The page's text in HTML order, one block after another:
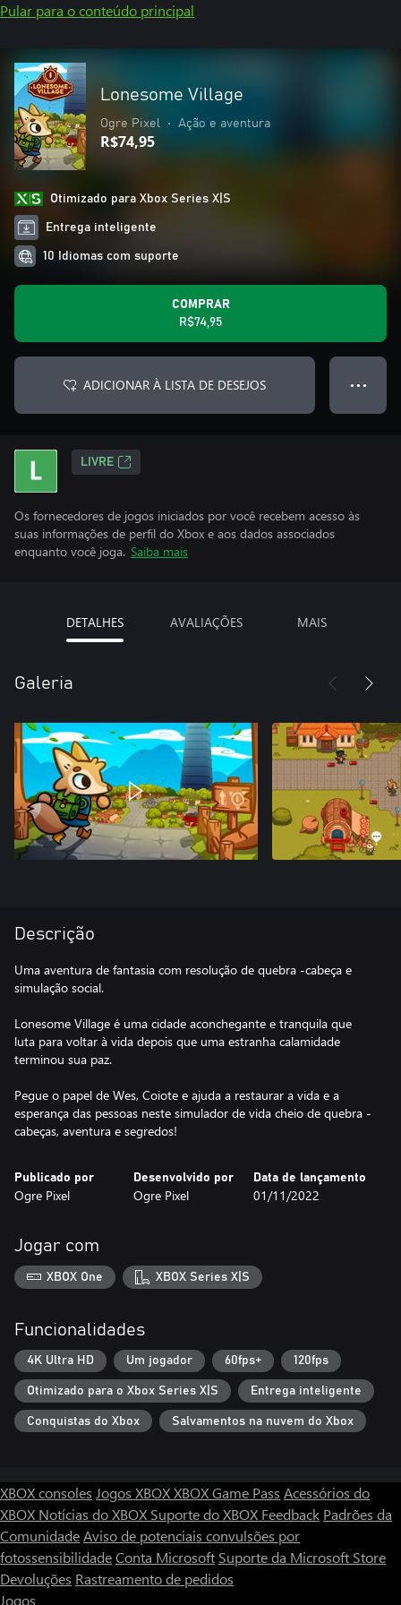
Pular para o conteúdo principal
Lonesome Village
Ogre Pixel • Ação e aventura
R$74,95
Otimizado para Xbox Series X|S
Entrega inteligente
10 Idiomas com suporte
COMPRAR
R$74,95
ADICIONAR À LISTA DE DESEJOS ● ● ●
LIVRE
Os fornecedores de jogos iniciados por você recebem acesso às
suas informações de perfil do Xbox e aos dados associados
enquanto você joga. Saiba mais
DETALHES AVALIAÇÕES MAIS
Galeria
Descrição
Uma aventura de fantasia com resolução de quebra -cabeça e
simulação social.
Lonesome Village é uma cidade aconchegante e tranquila que
luta para voltar à vida depois que uma estranha calamidade
terminou sua paz.
Pegue o papel de Wes, Coiote e ajuda a restaurar a vida e a
esperança das pessoas neste simulador de vida cheio de quebra -
cabeças, aventura e segredos!
Publicado por
Ogre Pixel
Desenvolvido por
Ogre Pixel
Data de lançamento
01/11/2022
Jogar com
XBOX One XBOX Series X|S
Funcionalidades
4K Ultra HD Um jogador 60fps+ 120fps
Otimizado para o Xbox Series X|S Entrega inteligente
Conquistas do Xbox Salvamentos na nuvem do Xbox
XBOX consoles Jogos XBOXXBOX Game Pass Acessórios do
XBOX Notícias do XBOX Suporte do XBOX Feedback Padrões da
ComunidadeAviso de potenciais convulsões por
fotossensibilidadeConta Microsoft Suporte da Microsoft Store
Devoluções Rastreamento de pedidos
Jogos